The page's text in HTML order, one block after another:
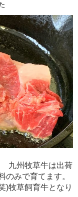
九州牧草牛は出荷
のみで育てます。
)牧草飼育牛となり